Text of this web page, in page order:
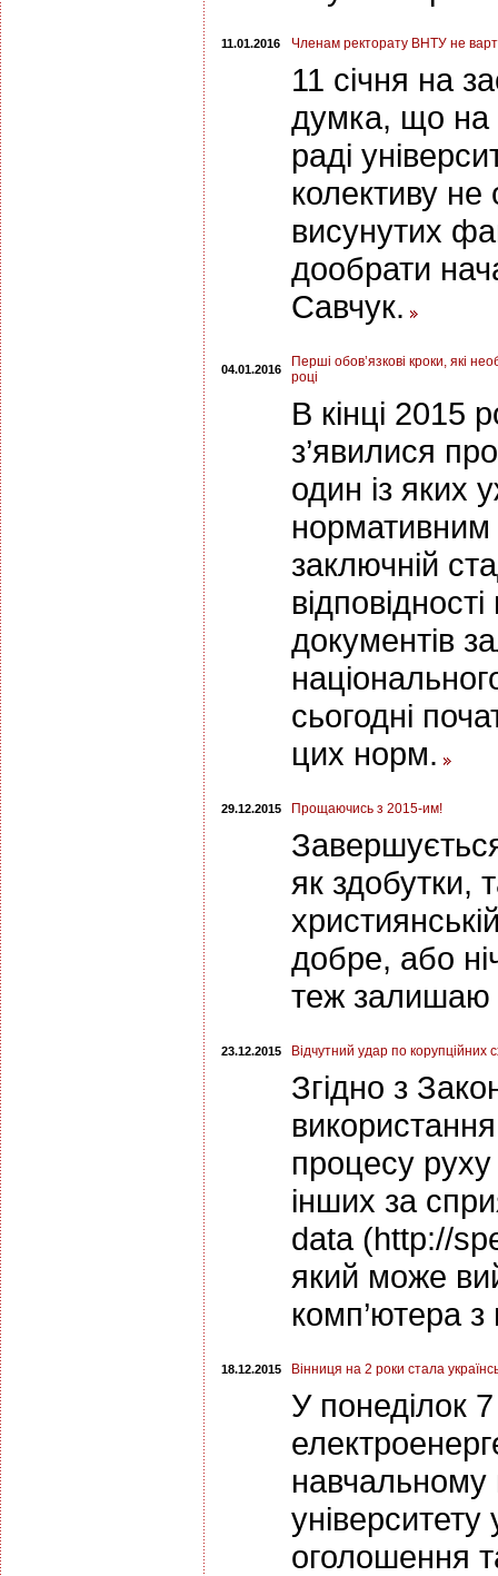
11.01.2016 Членам ректорату ВНТУ не
11 січня на
думка, що на
раді
колективу не
висунутих
дообрати
Савчук.
04.01.2016
Перші обов’язкові кроки, які
році
В кінці 2015
з’явилися
один із яких
нормативним
заключній
документів
сьогодні
цих норм.
29.12.2015 Прощаючись з 2015-им!
як здобутки,
добре, або
теж залишаю
23.12.2015 Відчутний удар по корупційних
Згідно з
процесу руху
інших за
data (http://
який може
комп’ютера з
18.12.2015 Вінниця на 2 роки стала
У понеділок
навчальному
оголошення